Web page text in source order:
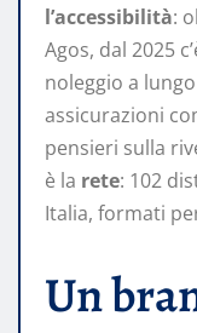
l’accessibilità:
Agos, dal 2025
noleggio a
assicurazioni
pensieri sulla
è la rete: 102
Italia, formati
Un